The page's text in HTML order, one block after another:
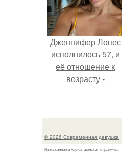
Дженнифер Лопес
исполнилось 57, и
её отношение к
возрасту -
уверенности: "не
отлично выгляжу
для 57.
© 2026 Современная девушка
Изысканная и жгучая женская страничка